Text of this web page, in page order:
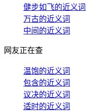
健步如飞的近义词
万古的近义词
中间的近义词
网友正在查
温饱的近义词
包含的近义词
议决的近义词
适时的近义词